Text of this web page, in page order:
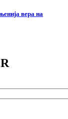
вера на